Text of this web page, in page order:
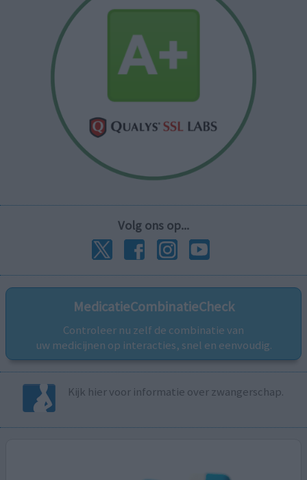
Volg ons op...
MedicatieCombinatieCheck
Controleer nu zelf de combinatie van
uw medicijnen op interacties, snel en eenvoudig.
Kijk hier voor informatie over zwangerschap.